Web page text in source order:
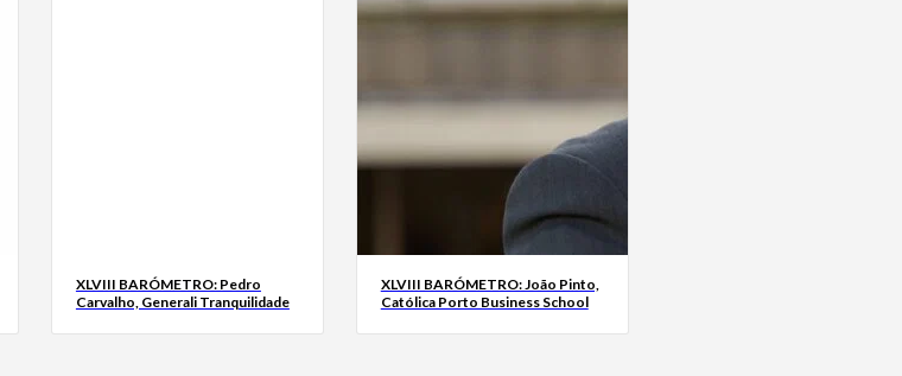
XLVIII BARÓMETRO: Pedro
Carvalho, Generali Tranquilidade
XLVIII BARÓMETRO: João Pinto,
Católica Porto Business School